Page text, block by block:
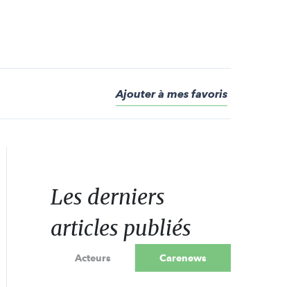
Ajouter à mes favoris
Les derniers
articles publiés
Acteurs Carenews